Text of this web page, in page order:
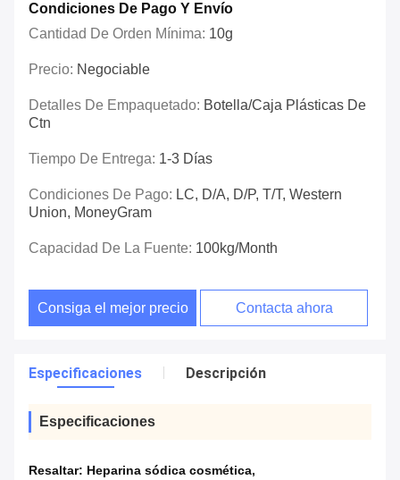
Condiciones De Pago Y Envío
Cantidad De Orden Mínima: 10g
Precio: Negociable
Detalles De Empaquetado: Botella/caja Plásticas De
Ctn
Tiempo De Entrega: 1-3 Días
Condiciones De Pago: LC, D/A, D/P, T/T, Western
Union, MoneyGram
Capacidad De La Fuente: 100kg/Month
Consiga el mejor precio Contacta ahora
Especificaciones Descripción
Especificaciones
Resaltar: Heparina sódica cosmética,